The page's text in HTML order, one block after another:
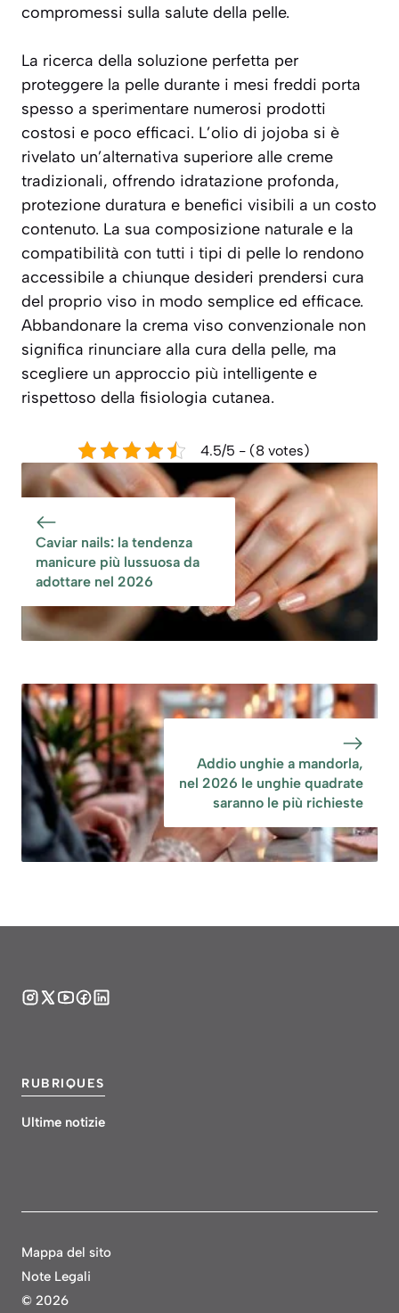
compromessi sulla salute della pelle.
La ricerca della soluzione perfetta per
proteggere la pelle durante i mesi freddi porta
spesso a sperimentare numerosi prodotti
costosi e poco efficaci. L’olio di jojoba si è
rivelato un’alternativa superiore alle creme
tradizionali, offrendo idratazione profonda,
protezione duratura e benefici visibili a un costo
contenuto. La sua composizione naturale e la
compatibilità con tutti i tipi di pelle lo rendono
accessibile a chiunque desideri prendersi cura
del proprio viso in modo semplice ed efficace.
Abbandonare la crema viso convenzionale non
significa rinunciare alla cura della pelle, ma
scegliere un approccio più intelligente e
rispettoso della fisiologia cutanea.
4.5/5 - (8 votes)
Caviar nails: la tendenza
manicure più lussuosa da
adottare nel 2026
Addio unghie a mandorla,
nel 2026 le unghie quadrate
saranno le più richieste
RUBRIQUES
Ultime notizie
© 2026
Mappa del sito
Note Legali